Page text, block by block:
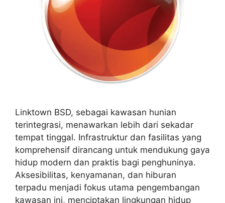
Linktown BSD, sebagai kawasan hunian
terintegrasi, menawarkan lebih dari sekadar
tempat tinggal. Infrastruktur dan fasilitas yang
komprehensif dirancang untuk mendukung gaya
hidup modern dan praktis bagi penghuninya.
Aksesibilitas, kenyamanan, dan hiburan
terpadu menjadi fokus utama pengembangan
kawasan ini, menciptakan lingkungan hidup